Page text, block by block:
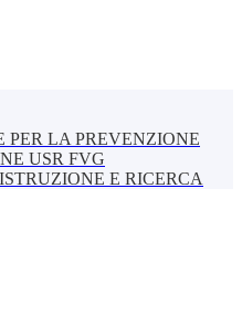
LA PREVENZIONE
USR FVG
E RICERCA